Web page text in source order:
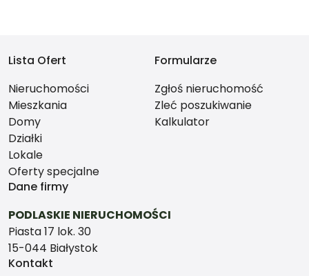
Lista Ofert
Nieruchomości
Mieszkania
Domy
Działki
Lokale
Oferty specjalne
Formularze
Zgłoś nieruchomość
Zleć poszukiwanie
Kalkulator
Dane firmy
PODLASKIE NIERUCHOMOŚCI
Piasta 17 lok. 30
15-044 Białystok
Kontakt